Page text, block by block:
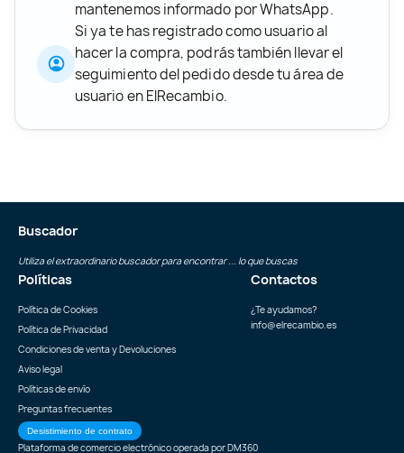
mantenemos informado por WhatsApp.
Si ya te has registrado como usuario al
hacer la compra, podrás también llevar el
seguimiento del pedido desde tu área de
usuario en ElRecambio.
Buscador
Utiliza el extraordinario buscador para encontrar ... lo que buscas
Políticas
Política de Cookies
Política de Privacidad
Condiciones de venta y Devoluciones
Aviso legal
Políticas de envío
Preguntas frecuentes
Desistimiento de contrato
Contactos
¿Te ayudamos?
info@elrecambio.es
Plataforma de comercio electrónico operada porDM360